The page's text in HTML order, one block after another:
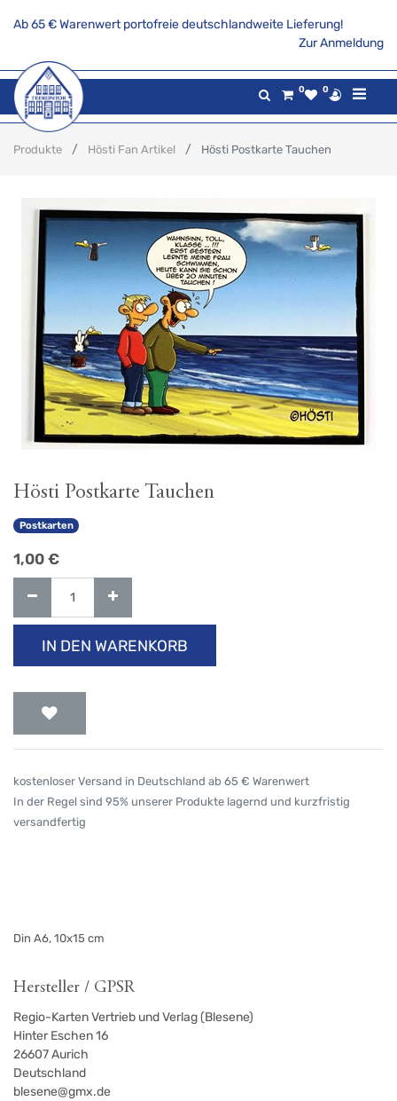
Ab 65 € Warenwert portofreie deutschlandweite Lieferung!
Zur Anmeldung
0 0
Produkte Hösti Fan Artikel Hösti Postkarte Tauchen
Hösti Postkarte Tauchen
Postkarten
1,00 €
IN DEN WARENKORB
kostenloser Versand in Deutschland ab 65 € Warenwert
In der Regel sind 95% unserer Produkte lagernd und kurzfristig
versandfertig
Din A6, 10x15 cm
Hersteller / GPSR
Regio-Karten Vertrieb und Verlag (Blesene)
Hinter Eschen 16
26607Aurich
Deutschland
blesene@gmx.de